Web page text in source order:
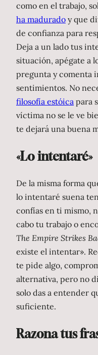
como en el trabajo,
ha madurado y que
de confianza para
Deja a un lado tus
situación, apégate a
pregunta y comenta
sentimientos. No
filosofía estóica para
víctima no se le ve
te dejará una buena
«Lo intentaré»
De la misma forma
lo intentaré suena
confías en ti mismo,
cabo tu trabajo o
The Empire Strikes
existe el intentar».
te pide algo,
alternativa, pero no
solo das a entender
suficiente.
Razona tus